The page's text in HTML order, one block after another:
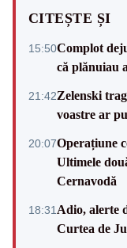
CITEȘTE ȘI
15:50Complot
că plănuiau
21:42Zelenski
voastre ar
20:07Operațiune
Ultimele
Cernavodă
18:31 Adio, alerte
Curtea de